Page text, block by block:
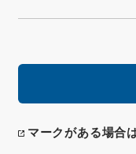
マークがある場合